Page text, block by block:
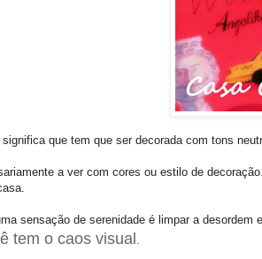
que tem que ser decorada com tons
a ver com cores ou estilo de
sensação de serenidade é limpar a
tem o caos visual .